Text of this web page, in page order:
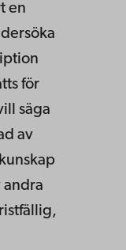
en
för
säga
av
andra